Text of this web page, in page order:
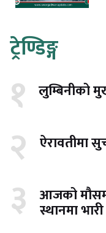
ट्रेण्डिङ्ग
१ लुम्बिनीको
२ ऐरावतीमा
३ आजको
स्थानमा